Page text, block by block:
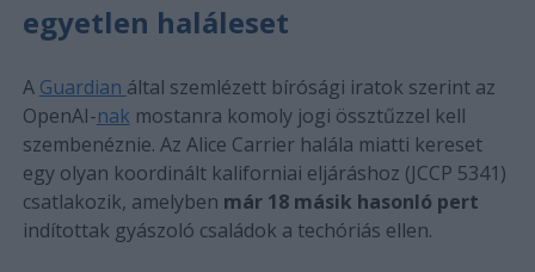
egyetlen haláleset
A Guardian által szemlézett bírósági iratok szerint az
OpenAI-nak mostanra komoly jogi össztűzzel kell
szembenéznie. Az Alice Carrier halála miatti kereset
egy olyan koordinált kaliforniai eljáráshoz (JCCP 5341)
csatlakozik, amelyben már 18 másik hasonló pert
indítottak gyászoló családok a techóriás ellen.